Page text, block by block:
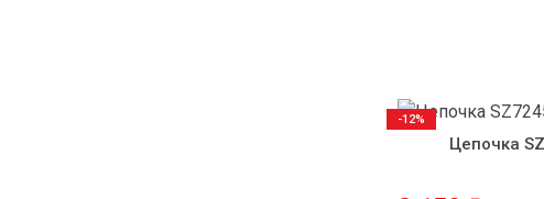
Цепочка
-12%